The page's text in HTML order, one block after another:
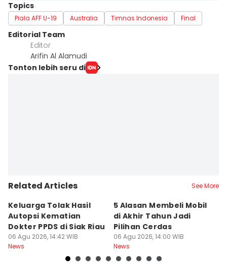
Topics
Piala AFF U-19 Australia Timnas Indonesia Final
Editorial Team
Editor
Arifin Al Alamudi
Tonton lebih seru di
Related Articles See More
Keluarga Tolak Hasil
Autopsi Kematian
Dokter PPDS di Siak Riau
06 Agu 2026, 14:42 WIB
News
5 Alasan Membeli Mobil
di Akhir Tahun Jadi
Pilihan Cerdas
06 Agu 2026, 14:00 WIB
News